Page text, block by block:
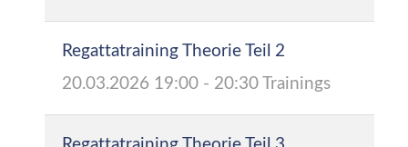
Regattatraining Theorie Teil 2
20.03.2026 19:00 - 20:30 Trainings